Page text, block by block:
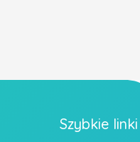
Szybkie linki